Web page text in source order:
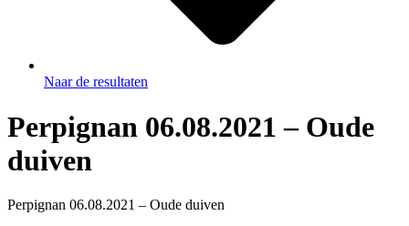
Naar de resultaten
Perpignan 06.08.2021 – Oude
duiven
Perpignan 06.08.2021 – Oude duiven